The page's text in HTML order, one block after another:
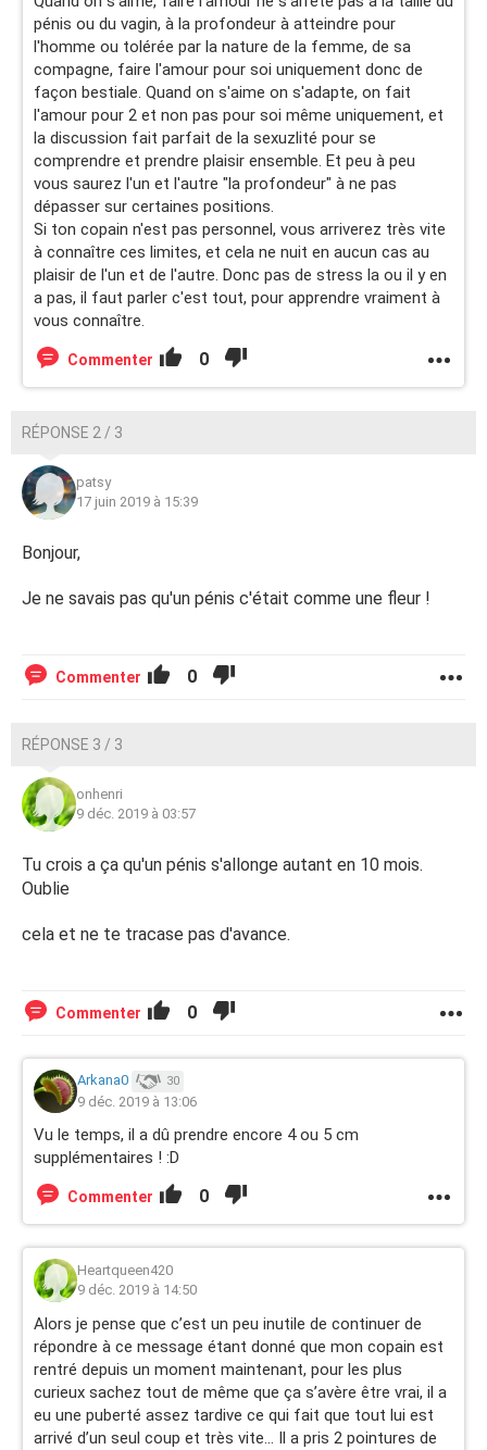
pénis ou du vagin, à la profondeur à atteindre pour
l'homme ou tolérée par la nature de la femme, de sa
compagne, faire l'amour pour soi uniquement donc de
façon bestiale. Quand on s'aime on s'adapte, on fait
l'amour pour 2 et non pas pour soi même uniquement, et
la discussion fait parfait de la sexuzlité pour se
comprendre et prendre plaisir ensemble. Et peu à peu
vous saurez l'un et l'autre "la profondeur" à ne pas
dépasser sur certaines positions.
Si ton copain n'est pas personnel, vous arriverez très vite
à connaître ces limites, et cela ne nuit en aucun cas au
plaisir de l'un et de l'autre. Donc pas de stress la ou il y en
a pas, il faut parler c'est tout, pour apprendre vraiment à
vous connaître.
Commenter 0
RÉPONSE 2 / 3
patsy
17 juin 2019 à 15:39
Bonjour,
Je ne savais pas qu'un pénis c'était comme une fleur !
Commenter 0
RÉPONSE 3 / 3
onhenri
9 déc. 2019 à 03:57
Tu crois a ça qu'un pénis s'allonge autant en 10 mois.
Oublie
cela et ne te tracase pas d'avance.
Commenter 0
Arkana0 30
9 déc. 2019 à 13:06
Vu le temps, il a dû prendre encore 4 ou 5 cm
supplémentaires ! :D
Commenter 0
Heartqueen420
9 déc. 2019 à 14:50
Alors je pense que c’est un peu inutile de continuer de
répondre à ce message étant donné que mon copain est
rentré depuis un moment maintenant, pour les plus
curieux sachez tout de même que ça s’avère être vrai, il a
eu une puberté assez tardive ce qui fait que tout lui est
arrivé d’un seul coup et très vite... Il a pris 2 pointures de